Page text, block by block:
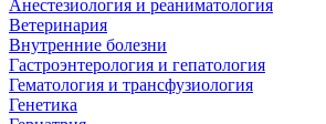
Анестезиология и реаниматология
Ветеринария
Внутренние болезни
Гастроэнтерология и гепатология
Гематология и трансфузиология
Генетика